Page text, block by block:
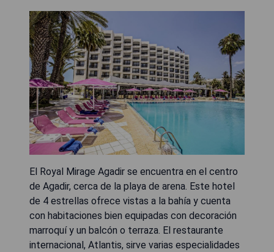
El Royal Mirage Agadir se encuentra en el centro
de Agadir, cerca de la playa de arena. Este hotel
de 4 estrellas ofrece vistas a la bahía y cuenta
con habitaciones bien equipadas con decoración
marroquí y un balcón o terraza. El restaurante
internacional, Atlantis, sirve varias especialidades